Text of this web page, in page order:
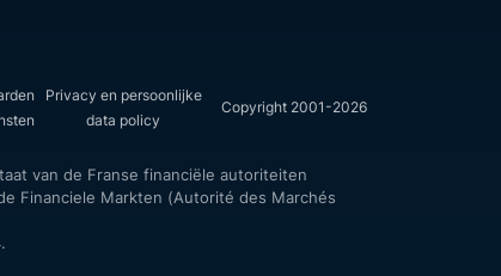
Privacy en persoonlijke
data policy
Copyright 2001-2026
van de Franse financiële autoriteiten
Financiele Markten (Autorité des Marchés